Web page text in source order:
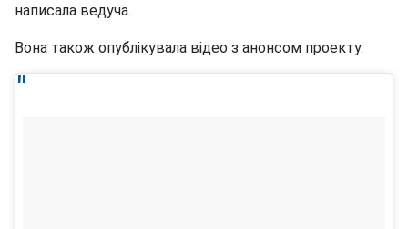
написала ведуча.
Вона також опублікувала відео з анонсом проекту.